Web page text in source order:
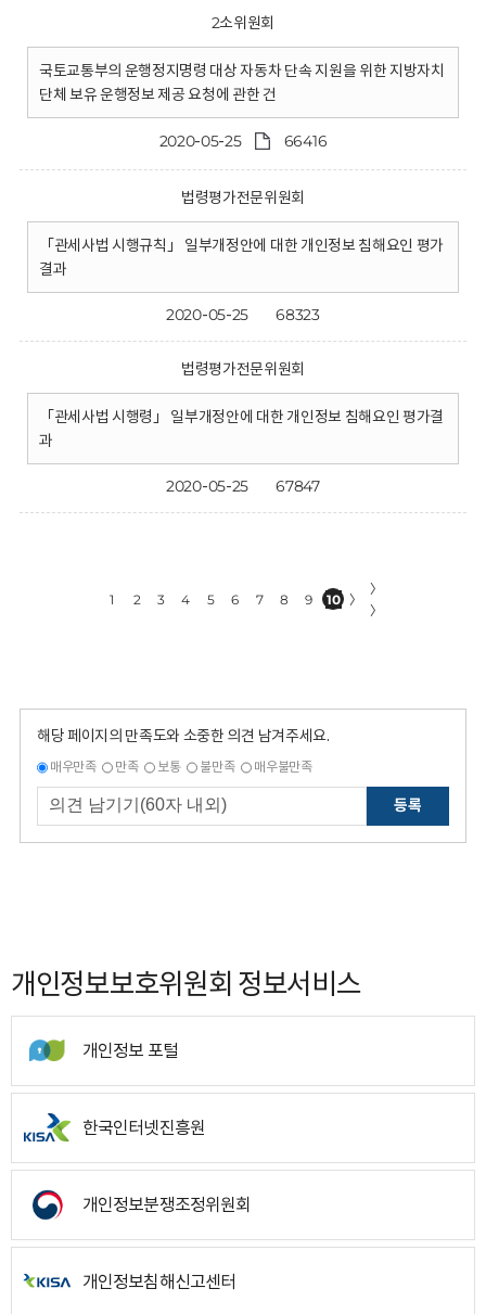
2소위원회
국토교통부의 운행정지명령 대상 자동차 단속 지원을 위한 지방자치
단체 보유 운행정보 제공 요청에 관한 건
2020-05-25 66416
법령평가전문위원회
「관세사법 시행규칙」 일부개정안에 대한 개인정보 침해요인 평가
결과
2020-05-25 68323
법령평가전문위원회
「관세사법 시행령」 일부개정안에 대한 개인정보 침해요인 평가결
과
2020-05-25 67847
1 2 3 4 5 6 7 8 9 10 〉
〉
〉
해당 페이지의 만족도와 소중한 의견 남겨주세요.
매우만족 만족 보통 불만족 매우불만족
등록
개인정보보호위원회 정보서비스
개인정보 포털
한국인터넷진흥원
개인정보분쟁조정위원회
개인정보침해신고센터